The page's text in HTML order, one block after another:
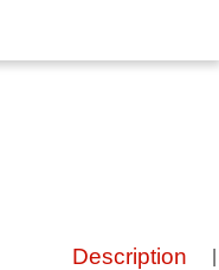
Description